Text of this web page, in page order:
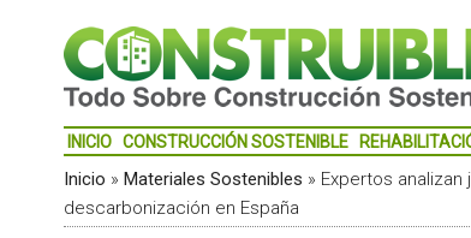
INICIO CONSTRUCCIÓN SOSTENIBLE
Inicio » Materiales Sostenibles » Expertos
descarbonización en España